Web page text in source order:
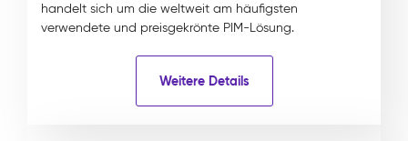
handelt sich um die weltweit am häufigsten
verwendete und preisgekrönte PIM-Lösung.
Weitere Details